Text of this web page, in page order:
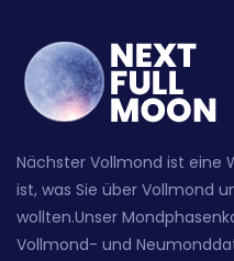
Nächster Vollmond ist eine
ist, was Sie über Vollmond
wollten.Unser
Vollmond- und